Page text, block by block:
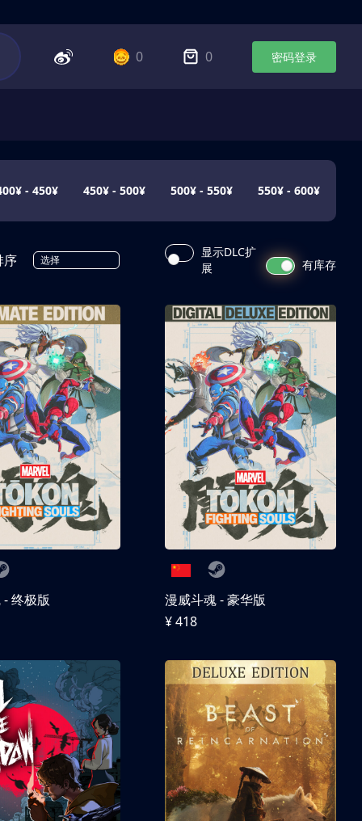
0 0 密码登录
- 450¥ 450¥ - 500¥ 500¥ - 550¥ 550¥ - 600¥
序 选择
显示DLC扩
展
有库存
终极版
漫威斗魂 - 豪华版
¥ 418